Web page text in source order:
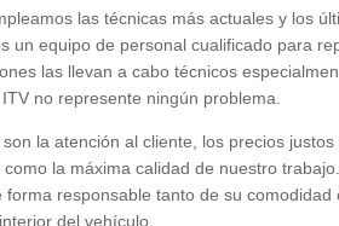
las técnicas más actuales y los
un equipo de personal cualificado para
las llevan a cabo técnicos
no represente ningún problema.
la atención al cliente, los precios justos
la máxima calidad de nuestro
forma responsable tanto de su comodidad
del vehículo.